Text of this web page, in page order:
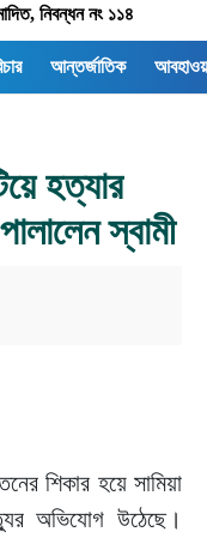
নিবন্ধন নং ১১৪
আন্তর্জাতিক
হত্যার
স্বামী
শিকার হয়ে সামিয়া
অভিযোগ উঠেছে।